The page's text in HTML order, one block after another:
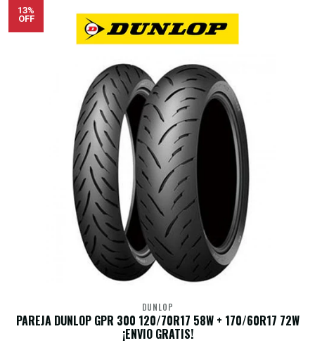
13%
OFF
DUNLOP
PAREJA DUNLOP GPR 300 120/70R17 58W + 170/60R17 72W
¡ENVIO GRATIS!